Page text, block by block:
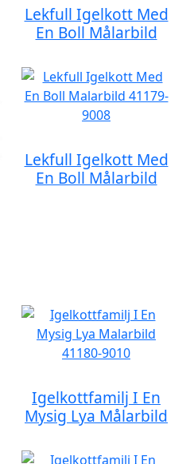
Lekfull Igelkott Med
En Boll Målarbild
Lekfull Igelkott Med
En Boll Målarbild
Igelkottfamilj I En
Mysig Lya Målarbild